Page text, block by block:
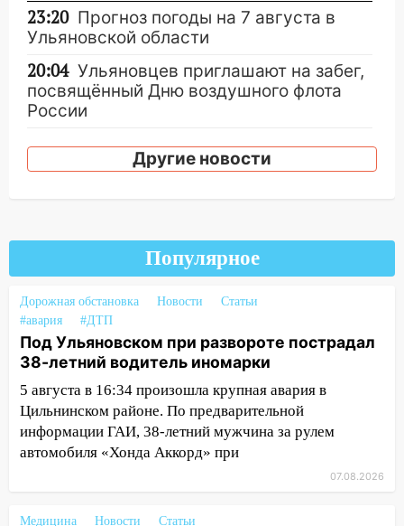
23:20 Прогноз погоды на 7 августа в
Ульяновской области
20:04 Ульяновцев приглашают на забег,
посвящённый Дню воздушного флота
России
19:12 В Ульяновской области
руководителя частной компании
18:02 В Ульяновск едут звезды
17:08
оставил в силе приговор руководству
«УльяновскФармации» за махинации на
3,2 млн рублей
16:09 Ветераны легкой атлетики из
Ульяновска успешно выступили на
Чемпионате России
16:02 В Ульяновской области убрали
Другие новости
Популярное
Дорожная обстановка Новости
Статьи
#авария
#ДТП
Под Ульяновском при развороте пострадал
38-летний водитель иномарки
5 августа в 16:34 произошла крупная авария в
Цильнинском районе. По предварительной
информации ГАИ, 38-летний мужчина за рулем
автомобиля «Хонда Аккорд» при
07.08.2026
Медицина Новости Статьи